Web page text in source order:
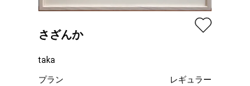
さざんか
taka
プラン
レギュラー